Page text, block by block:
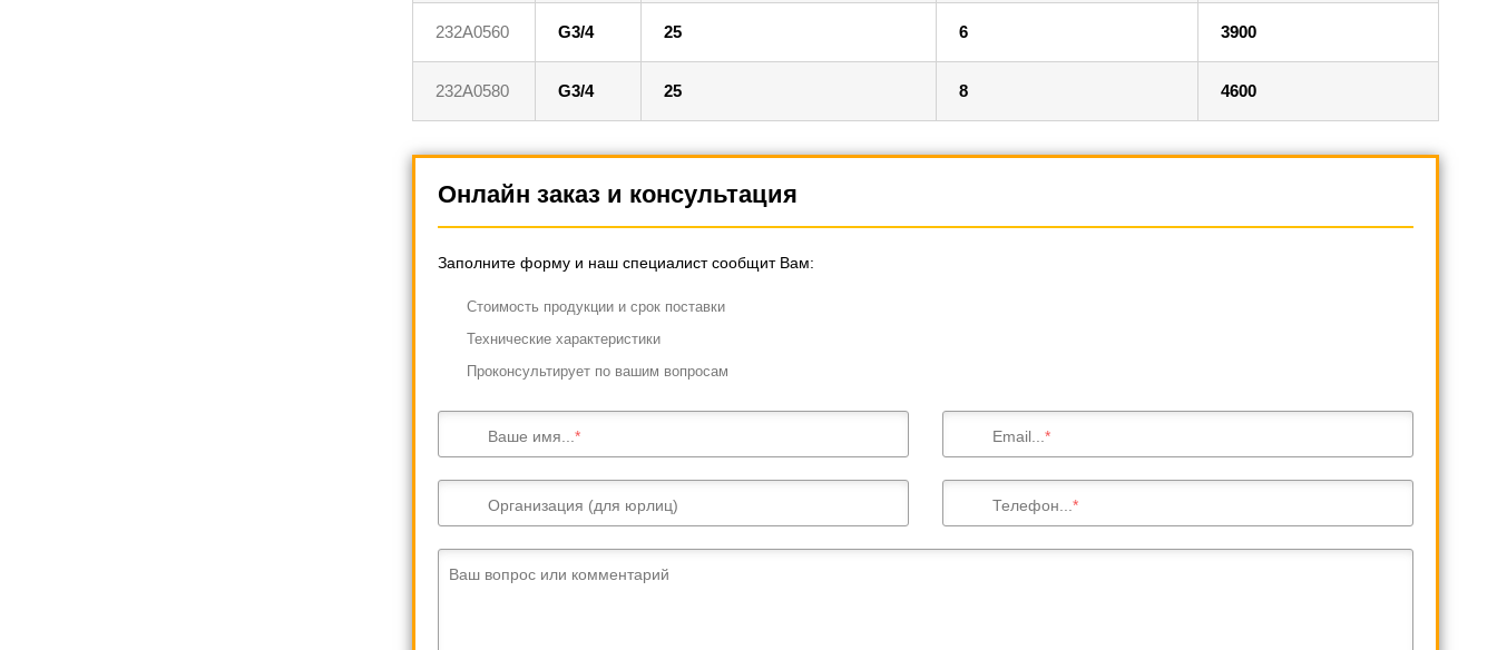
232A0560 G3/4 25 6 3900
232A0580 G3/4 25 8 4600
Онлайн заказ и консультация
Заполните форму и наш специалист сообщит Вам:
Cтоимость продукции и срок поставки
Технические характеристики
Проконсультирует по вашим вопросам
Ваше имя... Email...
Организация (для юрлиц) Телефон...
Ваш вопрос или комментарий